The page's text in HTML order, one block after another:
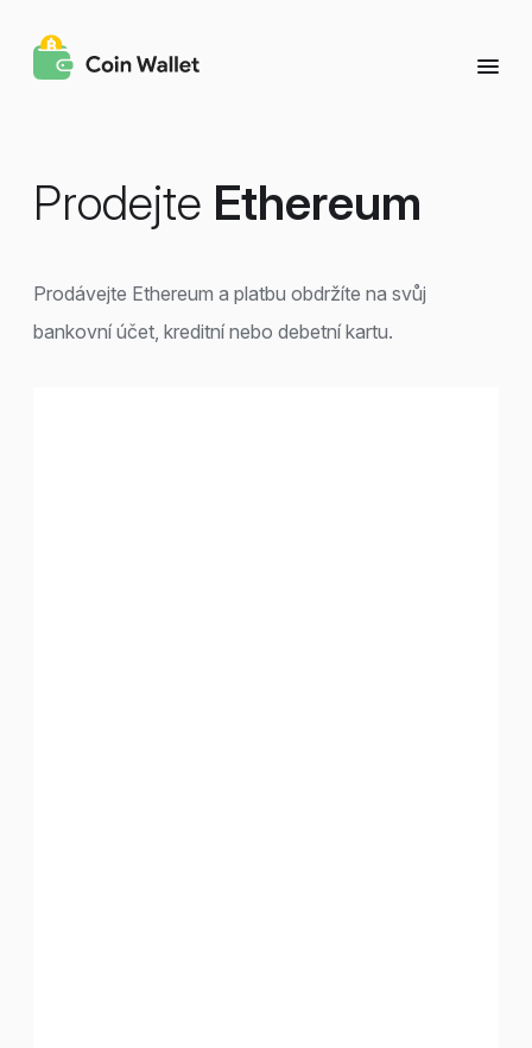
Prodejte Ethereum
Prodávejte Ethereum a platbu obdržíte na svůj
bankovní účet, kreditní nebo debetní kartu.